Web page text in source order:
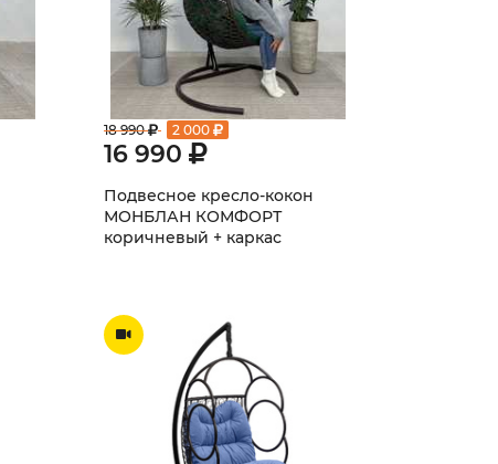
18 990 2 000
16 990
Подвесное кресло-кокон
МОНБЛАН КОМФОРТ
коричневый + каркас